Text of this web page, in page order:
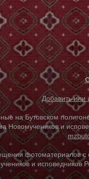
Добавить
Бутовском полигоне
Новомучеников и
фотоматериалов
и исповедников